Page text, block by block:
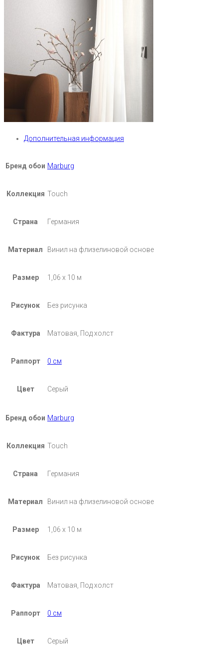
Дополнительная информация
Бренд обои Marburg
Коллекция Touch
Страна Германия
Материал Винил на флизелиновой основе
Размер 1,06 х 10 м
Рисунок Без рисунка
Фактура Матовая, Под холст
Раппорт 0 см
Цвет Серый
Бренд обои Marburg
Коллекция Touch
Страна Германия
Материал Винил на флизелиновой основе
Размер 1,06 х 10 м
Рисунок Без рисунка
Фактура Матовая, Под холст
Раппорт 0 см
Цвет Серый